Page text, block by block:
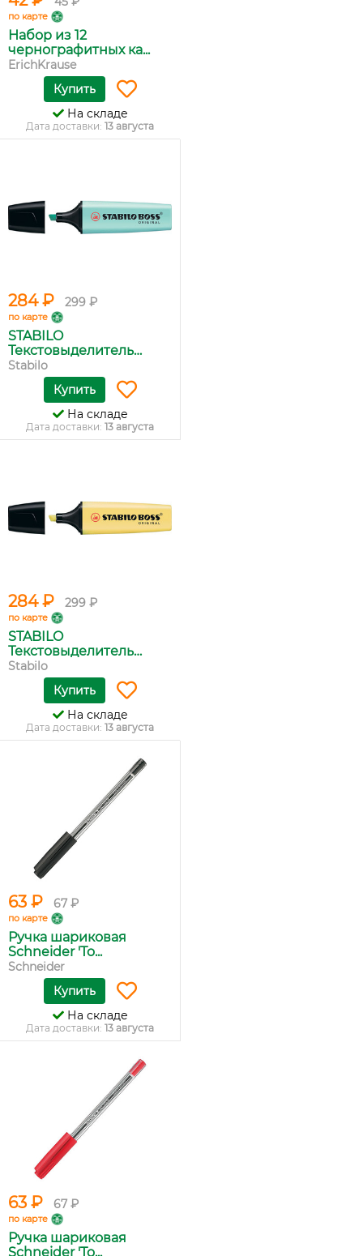
по карте
Набор из 12
чернографитных ка...
ErichKrause
Купить
На складе
Дата доставки: 13 августа
284 ₽ 299 ₽
по карте
STABILO
Текстовыделитель
Boss...
Stabilo
Купить
На складе
Дата доставки: 13 августа
284 ₽ 299 ₽
по карте
STABILO
Текстовыделитель
Boss...
Stabilo
Купить
На складе
Дата доставки: 13 августа
63 ₽ 67 ₽
по карте
Ручка шариковая
Schneider 'To...
Schneider
Купить
На складе
Дата доставки: 13 августа
63 ₽ 67 ₽
по карте
Ручка шариковая
Schneider 'To...